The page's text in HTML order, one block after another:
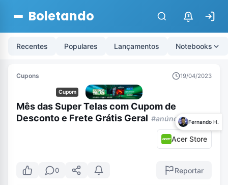
Boletando $
Recentes Populares Lançamentos Notebooks
Cupons 19/04/2023
Cupom
Fernando H.
Mês das Super Telas com Cupom de
Desconto e Frete Grátis Geral #anúncio
Acer Store
0 Reportar